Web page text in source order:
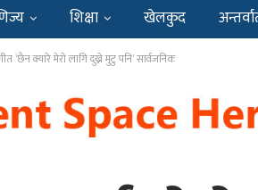
शिक्षा खेलकुद
‘छैन क्यारे मेरो लागि दुख्ने मुटु पनि’ सार्वजनिक